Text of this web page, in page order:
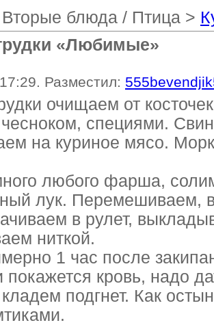
блюда / Птица >
«Любимые»
Разместил:
очищаем от
специями.
на куриное мясо.
любого фарша,
лук. Перемешиваем,
в рулет,
ниткой.
1 час после
кровь, надо
подгнет. Как